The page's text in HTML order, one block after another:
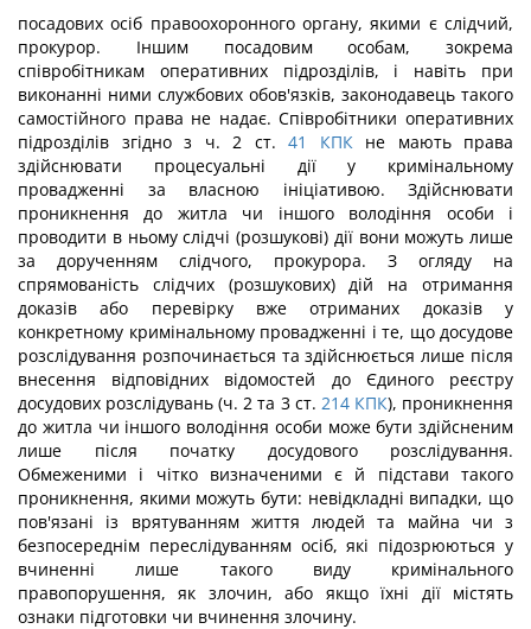
посадових осіб правоохоронного органу, якими є слідчий,
прокурор. Іншим посадовим особам, зокрема
співробітникам оперативних підрозділів, і навіть при
виконанні ними службових обов'язків, законодавець такого
самостійного права не надає. Співробітники оперативних
підрозділів згідно з ч. 2 ст. 41 КПКне мають права
здійснювати процесуальні дії у кримінальному
провадженні за власною ініціативою. Здійснювати
проникнення до житла чи іншого володіння особи і
проводити в ньому слідчі (розшукові) дії вони можуть лише
за дорученням слідчого, прокурора. З огляду на
спрямованість слідчих (розшукових) дій на отримання
доказів або перевірку вже отриманих доказів у
конкретному кримінальному провадженні і те, що досудове
розслідування розпочинається та здійснюється лише після
внесення відповідних відомостей до Єдиного реєстру
досудових розслідувань (ч. 2 та 3 ст. 214 КПК), проникнення
до житла чи іншого володіння особи може бути здійсненим
лише після початку досудового розслідування.
Обмеженими і чітко визначеними є й підстави такого
проникнення, якими можуть бути: невідкладні випадки, що
пов'язані із врятуванням життя людей та майна чи з
безпосереднім переслідуванням осіб, які підозрюються у
вчиненні лише такого виду кримінального
правопорушення, як злочин, або якщо їхні дії містять
ознаки підготовки чи вчинення злочину.